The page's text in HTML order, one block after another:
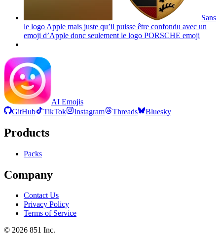
Sans
le logo Apple mais juste qu’il puisse être confondu avec un
emoji d’Apple donc seulement le logo PORSCHE emoji
AI Emojis
GitHub
TikTok Instagram Threads Bluesky
Products
Packs
Company
Contact Us
Privacy Policy
Terms of Service
© 2026 851 Inc.